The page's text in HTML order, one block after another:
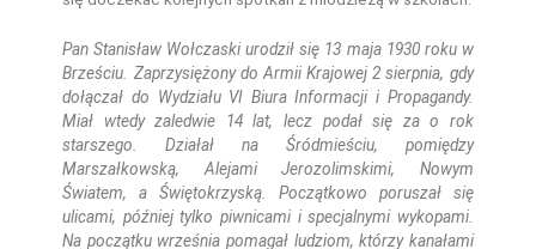
Pan Stanisław Wołczaski urodził się 13 maja 1930 roku w
Brześciu. Zaprzysiężony do Armii Krajowej 2 sierpnia, gdy
dołączał do Wydziału VI Biura Informacji i Propagandy.
Miał wtedy zaledwie 14 lat, lecz podał się za o rok
starszego. Działał na Śródmieściu, pomiędzy
Marszałkowską, Alejami Jerozolimskimi, Nowym
Światem, a Świętokrzyską. Początkowo poruszał się
ulicami, później tylko piwnicami i specjalnymi wykopami.
Na początku września pomagał ludziom, którzy kanałami